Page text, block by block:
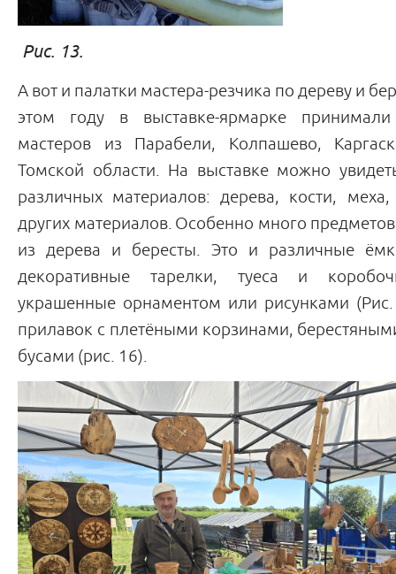
Рис. 13.
А вот и палатки мастера-резчика по дереву и
этом году в выставке-ярмарке
мастеров из Парабели, Колпашево,
Томской области. На выставке можно
различных материалов: дерева, кости, меха,
других материалов. Особенно много
из дерева и бересты. Это и различные
декоративные тарелки, туеса и
украшенные орнаментом или рисунками
прилавок с плетёными корзинами,
бусами (рис. 16).